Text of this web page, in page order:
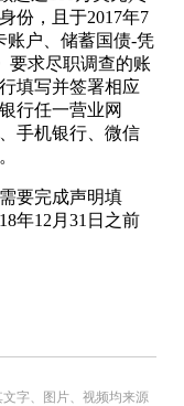
份，且于2017年7
账户、储蓄国债-凭
要求尽职调查的账
填写并签署相应
行任一营业网
手机银行、微信
要完成声明填
年12月31日之前
字、图片、视频均来源